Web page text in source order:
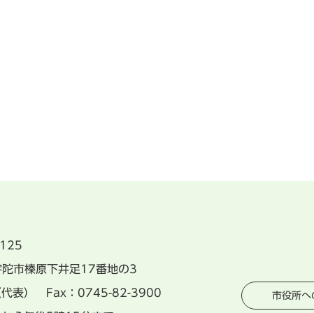
市榛原下井足17番地の3
表） Fax：0745-82-3900 市役所へ